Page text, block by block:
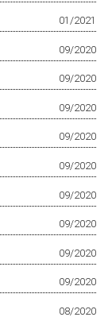
01/2021
09/2020
09/2020
09/2020
09/2020
09/2020
09/2020
09/2020
09/2020
09/2020
08/2020